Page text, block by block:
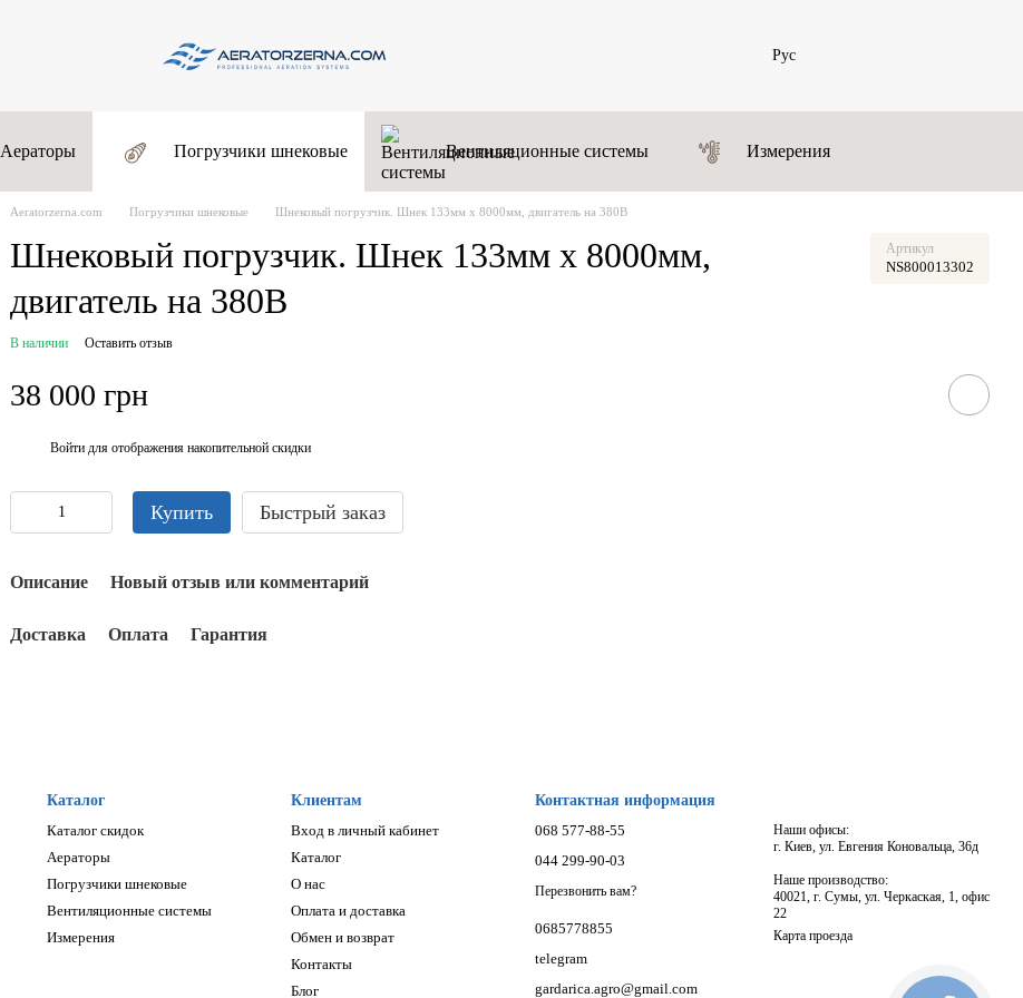
Рус
Аераторы Погрузчики шнековые Вентиляционные системы Измерения
Аeratorzerna.com Погрузчики шнековые Шнековый погрузчик. Шнек 133мм х 8000мм, двигатель на 380В
Шнековый погрузчик. Шнек 133мм х 8000мм,
двигатель на 380В
Артикул
NS800013302
В наличии Оставить отзыв
38 000 грн
Войти для отображения накопительной скидки
Купить Быстрый заказ
Описание Новый отзыв или комментарий
Доставка Оплата Гарантия
Каталог
Каталог скидок
Аераторы
Погрузчики шнековые
Вентиляционные системы
Измерения
Клиентам
Вход в личный кабинет
Каталог
О нас
Оплата и доставка
Обмен и возврат
Контакты
Блог
Контактная информация
068 577-88-55
044 299-90-03
Перезвонить вам?
0685778855
telegram
gardarica.agro@gmail.com
Наши офисы:
г. Киев, ул. Евгения Коновальца, 36д
Наше производство:
40021, г. Сумы, ул. Черкаская, 1, офис
22
Карта проезда